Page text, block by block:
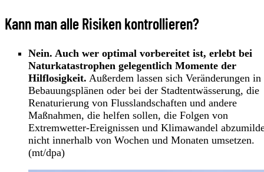
Kann man alle Risiken kontrollieren?
Nein. Auch wer optimal vorbereitet ist, erlebt bei
Naturkatastrophen gelegentlich Momente der
Hilflosigkeit. Außerdem lassen sich Veränderungen in
Bebauungsplänen oder bei der Stadtentwässerung, die
Renaturierung von Flusslandschaften und andere
Maßnahmen, die helfen sollen, die Folgen von
Extremwetter-Ereignissen und Klimawandel
nicht innerhalb von Wochen und Monaten umsetzen.
(mt/dpa)